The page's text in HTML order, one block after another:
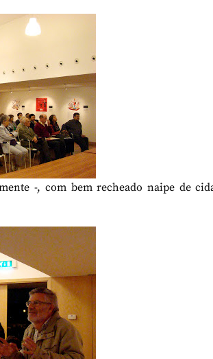
-, com bem recheado naipe de